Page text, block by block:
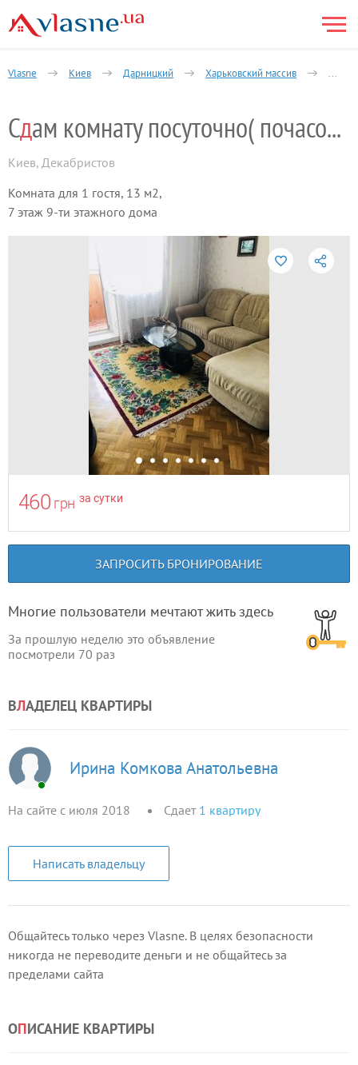
Vlasne Киев Дарницкий Харьковский массив
Сд ам комнату посуточно( почасово)
Киев, Декабристов
Комната для 1 гостя, 13 м2,
7 этаж 9-ти этажного дома
460 грн за сутки
ЗАПРОСИТЬ БРОНИРОВАНИЕ
Многие пользователи мечтают жить здесь
За прошлую неделю это объявление
посмотрели 70 раз
ВЛАДЕЛЕЦ КВАРТИРЫ
Ирина Комкова Анатольевна
На сайте с июля 2018 Сдает 1 квартиру
Написать владельцу
Общайтесь только через Vlasne. В целях безопасности
никогда не переводите деньги и не общайтесь за
пределами сайта
ОПИСАНИЕ КВАРТИРЫ